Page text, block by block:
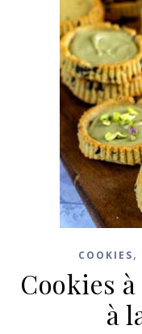
COOKIES,
Cookies
à